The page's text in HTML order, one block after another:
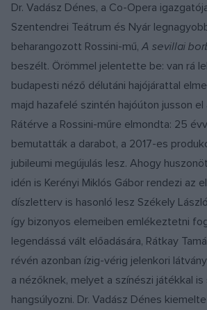
Dr. Vadász Dénes, a Co-Opera
Szentendrei Teátrum és Nyár
beharangozott Rossini-mű,A sevillai
beszélt. Örömmel jelentette be: van rá
budapesti néző délutáni hajójárattal
majd hazafelé szintén hajóúton jusson el
Rátérve a Rossini-műre elmondta: 25
bemutatták a darabot, a 2017-es
jubileumi megújulás lesz. Ahogy
idén is Kerényi Miklós Gábor rendezi az
díszletterv is hasonló lesz Székely
így bizonyos elemeiben emlékeztetni
legendássá vált előadására, Rátkay
révén azonban ízig-vérig jelenkori
a nézőknek, melyet a színészi játékkal
hangsúlyozni. Dr. Vadász Dénes